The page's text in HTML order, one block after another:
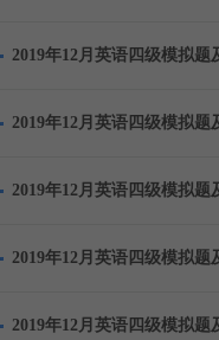
2019年12月英语四级模拟题
2019年12月英语四级模拟题
2019年12月英语四级模拟题
2019年12月英语四级模拟题
2019年12月英语四级模拟题